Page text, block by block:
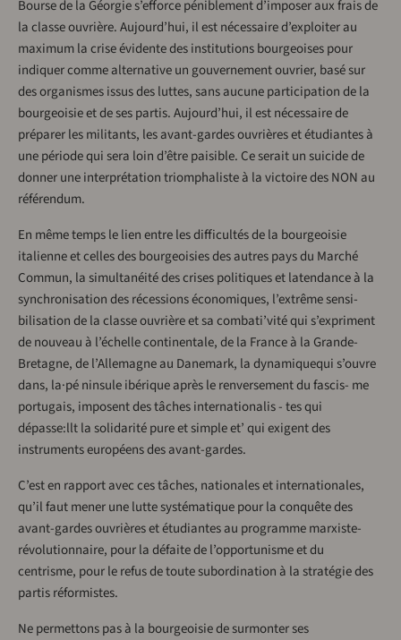
Bourse de la Géorgie s’efforce péniblement d’imposer aux frais de
la classe ouvrière. Aujourd’hui, il est nécessaire d’exploiter au
maximum la crise évidente des institutions bourgeoises pour
indiquer comme alternative un gouvernement ouvrier, basé sur
des organismes issus des luttes, sans aucune participation de la
bourgeoisie et de ses partis. Aujourd’hui, il est nécessaire de
préparer les militants, les avant-gardes ouvrières et étudiantes à
une période qui sera loin d’être paisible. Ce serait un suicide de
donner une interprétation triomphaliste à la victoire des NON au
référendum.
En même temps le lien entre les difficultés de la bourgeoisie
italienne et celles des bourgeoisies des autres pays du Marché
Commun, la simultanéité des crises politiques et latendance à la
synchroni­sation des récessions économiques, l’extrême sensi­
bilisation de la classe ouvrière etsa combati’vité qui s’expriment
de nouveau à l’échelle continentale, de la France à la Grande-
Bretagne, de l’Allemagne au Danemark, la dynamiquequi s’ouvre
dans, la·pé­ ninsule ibérique après le renversement du fascis- me
portugais, imposent des tâches internationalis - tes qui
dépasse:llt la solidarité pure et simple et’ qui exigent des
instruments européens des avant-gardes.
C’est en rapport avec ces tâches, nationales et internationales,
qu’il faut mener une lutte systématique pour la conquête des
avant-gardes ouvrières etétudiantes au programme marxiste-
révolutionnaire, pour la défaite de l’opportunisme et du
centrisme, pour le refus de toute subordination à la stratégie des
partis réformistes.
Ne permettons pas à la bourgeoisie de surmonter ses